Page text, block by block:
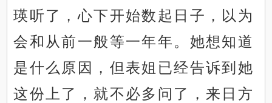
瑛听了，心下开始数起日子，以为
会和从前一般等一年年。她想知道
是什么原因，但表姐已经告诉到她
这份上了，就不必多问了，来日方